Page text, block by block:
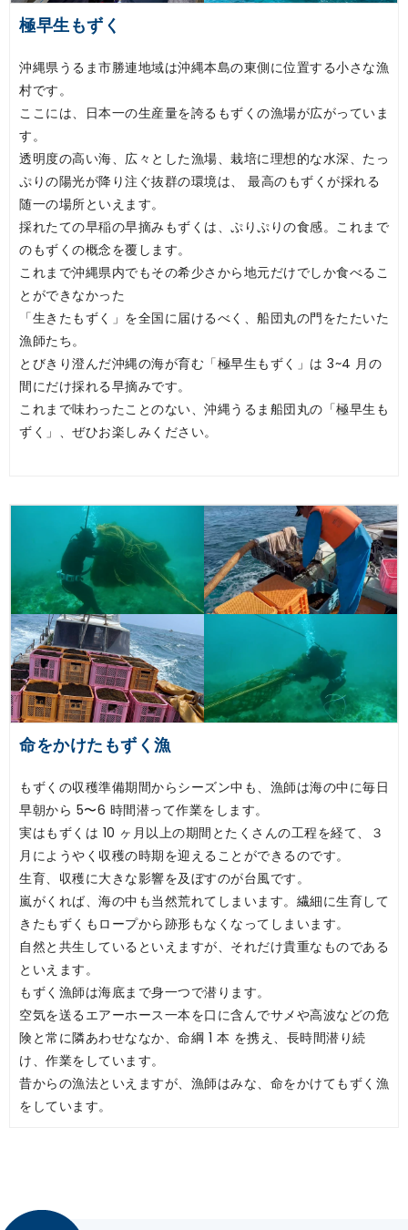
極早生もずく
沖縄県うるま市勝連地域は沖縄本島の東側に位置する小さな漁
村です。
ここには、日本一の生産量を誇るもずくの漁場が広がっていま
す。
透明度の高い海、広々とした漁場、栽培に理想的な水深、たっ
ぷりの陽光が降り注ぐ抜群の環境は、 最高のもずくが採れる
随一の場所といえます。
採れたての早稲の早摘みもずくは、ぷりぷりの食感。これまで
のもずくの概念を覆します。
これまで沖縄県内でもその希少さから地元だけでしか食べるこ
とができなかった
「生きたもずく」を全国に届けるべく、船団丸の門をたたいた
漁師たち。
とびきり澄んだ沖縄の海が育む「極早生もずく」は 3~4 月の
間にだけ採れる早摘みです。
これまで味わったことのない、沖縄うるま船団丸の「極早生も
ずく」、ぜひお楽しみください。
命をかけたもずく漁
もずくの収穫準備期間からシーズン中も、漁師は海の中に毎日
早朝から 5〜6 時間潜って作業をします。
実はもずくは 10 ヶ月以上の期間とたくさんの工程を経て、３
月にようやく収穫の時期を迎えることができるのです。
生育、収穫に大きな影響を及ぼすのが台風です。
嵐がくれば、海の中も当然荒れてしまいます。繊細に生育して
きたもずくもロープから跡形もなくなってしまいます。
自然と共生しているといえますが、それだけ貴重なものである
といえます。
もずく漁師は海底まで身一つで潜ります。
空気を送るエアーホース一本を口に含んでサメや高波などの危
険と常に隣あわせななか、命綱 1 本 を携え、長時間潜り続
け、作業をしています。
昔からの漁法といえますが、漁師はみな、命をかけてもずく漁
をしています。